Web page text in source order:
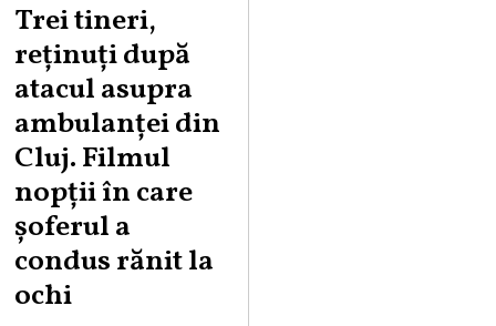
Trei tineri,
reținuți după
atacul asupra
ambulanței din
Cluj. Filmul
nopții în care
șoferul a
condus rănit la
ochi